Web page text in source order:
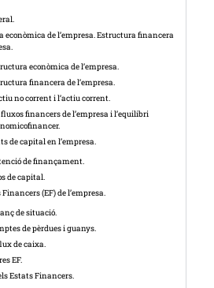
econòmica de l’empresa. Estructura financera
econòmica de l’empresa.
financera de l’empresa.
no corrent i l’actiu corrent.
fluxos financers de l’empresa i l’equilibri
de capital en l’empresa.
de finançament.
de capital.
(EF) de l’empresa.
de situació.
de pèrdues i guanys.
de caixa.
EF.
Estats Financers.